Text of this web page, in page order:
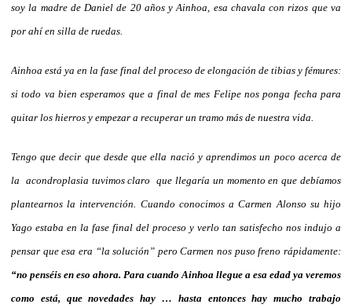
soy la madre de Daniel de 20 años y Ainhoa, esa chavala con rizos que va
por ahí en silla de ruedas.
Ainhoa está ya en la fase final del proceso de elongación de tibias y fémures:
si todo va bien esperamos que a final de mes Felipe nos ponga fecha para
quitar los hierros y empezar a recuperar un tramo más de nuestra vida.
Tengo que decir que desde que ella nació y aprendimos un poco acerca de
la acondroplasia tuvimos claro que llegaría un momento en que debíamos
plantearnos la intervención. Cuando conocimos a Carmen Alonso su hijo
Yago estaba en la fase final del proceso y verlo tan satisfecho nos indujo a
pensar que esa era “la solución” pero Carmen nos puso freno rápidamente:
“no penséis en eso ahora. Para cuando Ainhoa llegue a esa edad ya veremos
como está, que novedades hay … hasta entonces hay mucho trabajo